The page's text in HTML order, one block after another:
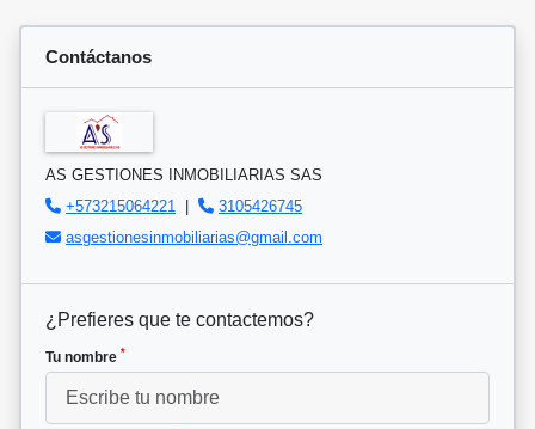
Contáctanos
AS GESTIONES INMOBILIARIAS SAS
+573215064221
|
3105426745
asgestionesinmobiliarias@gmail.com
¿Prefieres que te contactemos?
Tu nombre *